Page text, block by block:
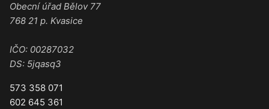
Obecní úřad Bělov 77
768 21 p. Kvasice
IČO: 00287032
DS: 5jqasq3
573 358 071
602 645 361